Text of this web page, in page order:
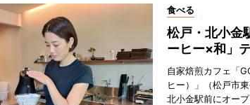
食べる
松戸・北小
ーヒー×和」
自家焙煎カフェ「
ヒー）」（松戸市
北小金駅前にオープ